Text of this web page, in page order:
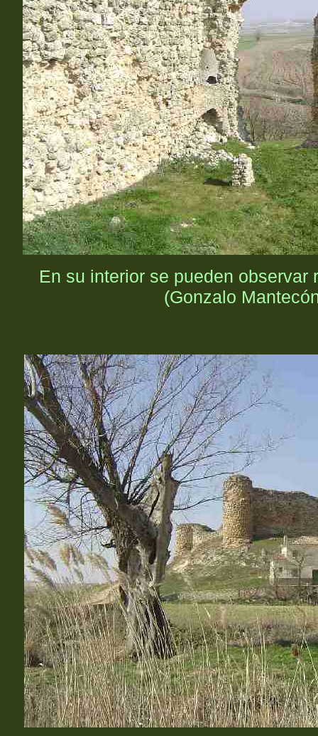
En su interior se pueden observar
(Gonzalo